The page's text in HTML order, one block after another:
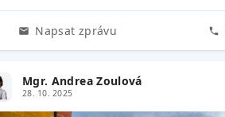
Napsat zprávu
Mgr. Andrea Zoulová
28. 10. 2025